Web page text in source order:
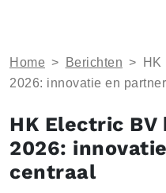
Home > Berichten >
HK
2026: innovatie en
HK Electric BV
2026:
centraal